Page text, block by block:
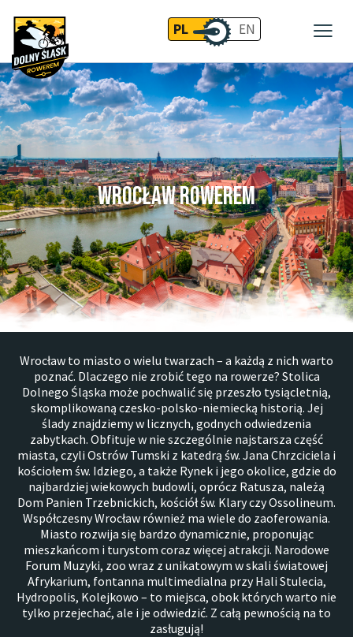
PL EN
Wrocław Rowerem
Wrocław to miasto o wielu twarzach – a każdą z nich warto
poznać. Dlaczego nie zrobić tego na rowerze? Stolica
Dolnego Śląska może pochwalić się przeszło tysiącletnią,
skomplikowaną czesko-polsko-niemiecką historią. Jej
ślady znajdziemy w licznych, godnych odwiedzenia
zabytkach. Obfituje w nie szczególnie najstarsza część
miasta, czyli Ostrów Tumski z katedrą św. Jana Chrzciciela i
kościołem św. Idziego, a także Rynek i jego okolice, gdzie do
najbardziej wiekowych budowli, oprócz Ratusza, należą
Dom Panien Trzebnickich, kościół św. Klary czy Ossolineum.
Współczesny Wrocław również ma wiele do zaoferowania.
Miasto rozwija się bardzo dynamicznie, proponując
mieszkańcom i turystom coraz więcej atrakcji. Narodowe
Forum Muzyki, zoo wraz z unikatowym w skali światowej
Afrykarium, fontanna multimedialna przy Hali Stulecia,
Hydropolis, Kolejkowo – to miejsca, obok których warto nie
tylko przejechać, ale i je odwiedzić. Z całą pewnością na to
zasługują!